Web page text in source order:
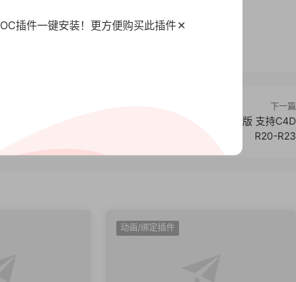
下一篇
C4D VRay 5渲染器中文汉化版 Win无水印版 vray汉化版 支持C4D
R20-R23
动画/绑定插件
OC插件一键安装！更方便购买此插件